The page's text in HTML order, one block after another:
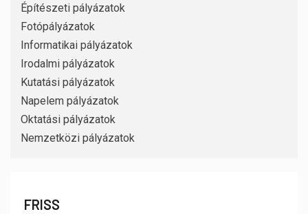
Építészeti pályázatok
Fotópályázatok
Informatikai pályázatok
Irodalmi pályázatok
Kutatási pályázatok
Napelem pályázatok
Oktatási pályázatok
Nemzetközi pályázatok
FRISS